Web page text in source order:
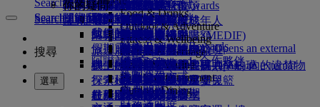
行程規劃
預訂酒店
旅行團及活動
旅遊服務
機場迎賓機場迎賓 Opens an external
link in a new tab
杜拜轉機服務
阿聯酋航空應用程式
選擇你的座位
升級航班
管理專車接送
預訂無障礙出行
網上辦理登機手續
辦理登機手續選項
航班狀況
規則及注意事項
健康
旅行健康證明書 (MEDIF)
餐膳資訊
阿拉伯聯合酋長國 (UAE) 內的違禁物
品
杜拜國際機場
托運行李
隨身行李
購買更多行李限額
額外托運行李限額
杜拜行李服務
行李延誤或損壞
簽證及護照資料
美國旅遊授權
阿聯酋簽證
商務客艙
尊尚經濟客艙
經濟客艙
舒適的機上體驗
機上娛樂
ice 精選
ice 直播電視
專車接送
阿聯酋航空服務
季節性場合
非接觸式旅程
我們的貴賓室
頭等客艙貴賓室
商務客艙貴賓室
計劃你的家庭旅行
無人陪同的未成年人
懷孕
行李限額
兒童及嬰兒票價規則
汽車安全座椅及嬰兒籃
在機場
飛悅卓越
飛悅卓越的理由
關於我們
關於我們
我們的故事
媒體中心媒體中心 Opens an external
link in a new tab
集團公司
安全
Search flight
亞太地區
美洲
非洲
歐洲
中東
探索杜拜
最新目的地
Food & Drinks
Outdoor & Adventure
Fitness & Wellbeing
Culture & Heritage
Beach & Marine
Family entertainment
Outdoor Dining
空中和地面合作夥伴
我們的旅遊合作夥伴
澳洲航空
flydubai
阿聯酋航空 Skywards 合作夥伴
探索
探索阿聯酋航空目的地
航線圖
假期靈感
海灘目的地
大自然假期
歷史和文化假期
Search flight
關於阿聯酋航空 Skywards
會員級別
flydubai
現金 + 哩數
電子會員卡
我的家庭
使用哩數
註冊你的公司
Business Rewards
註冊你的公司
登入 Business Rewards
優惠
計劃運作方式
常見問題
Search flight幫助和聯絡
幫助和聯絡
更改或取消
簽證和護照協助
意見和投訴
行李延誤或損壞支援
杜拜接駁服務
你的疑問
常見問題
常見問題
預訂阿聯酋航空航班
我們的網絡和代碼共享航班
我們的其他產品
特別協助與要求
Search flight
搜尋
選單